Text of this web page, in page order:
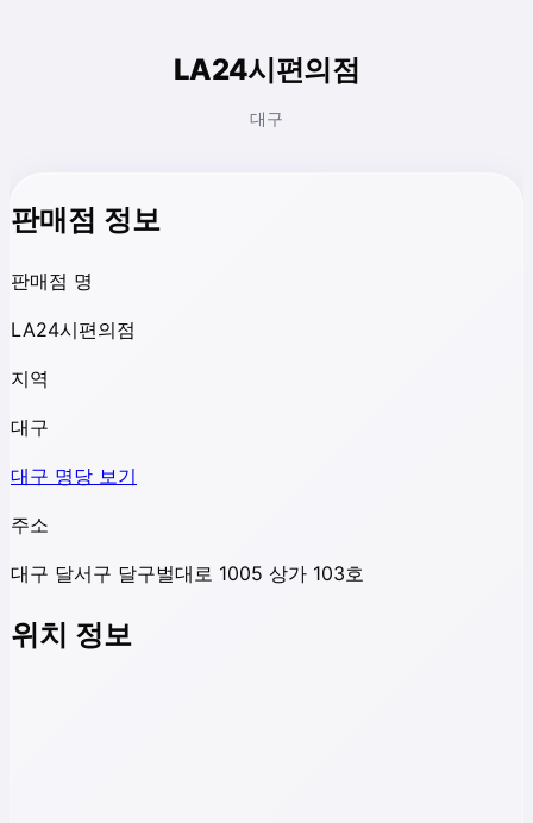
LA24시편의점
대구
판매점 정보
판매점 명
LA24시편의점
지역
대구
대구 명당 보기
주소
대구 달서구 달구벌대로 1005 상가 103호
위치 정보